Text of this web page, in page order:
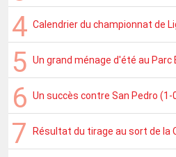
Calendrier du championnat de
Un grand ménage d'été au Parc
Un succès contre San Pedro (1-
Résultat du tirage au sort de la